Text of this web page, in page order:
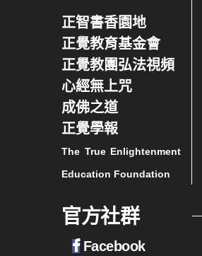
正智書香園地
正覺教育基金會
正覺教團弘法視頻
心經無上咒
成佛之道
正覺學報
The True Enlightenment
Education Foundation
官方社群
Facebook